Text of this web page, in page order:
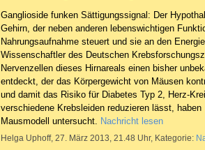
Ganglioside funken Sättigungssignal: Der
Gehirn, der neben anderen lebenswichtigen
Nahrungsaufnahme steuert und sie an den
Wissenschaftler des Deutschen
Nervenzellen dieses Hirnareals einen bisher
entdeckt, der das Körpergewicht von Mäusen
und damit das Risiko für Diabetes Typ 2, Herz-
verschiedene Krebsleiden reduzieren lässt,
Mausmodell untersucht. Nachricht lesen
Helga Uphoff, 27. März 2013, 21.48 Uhr, Kategorie: